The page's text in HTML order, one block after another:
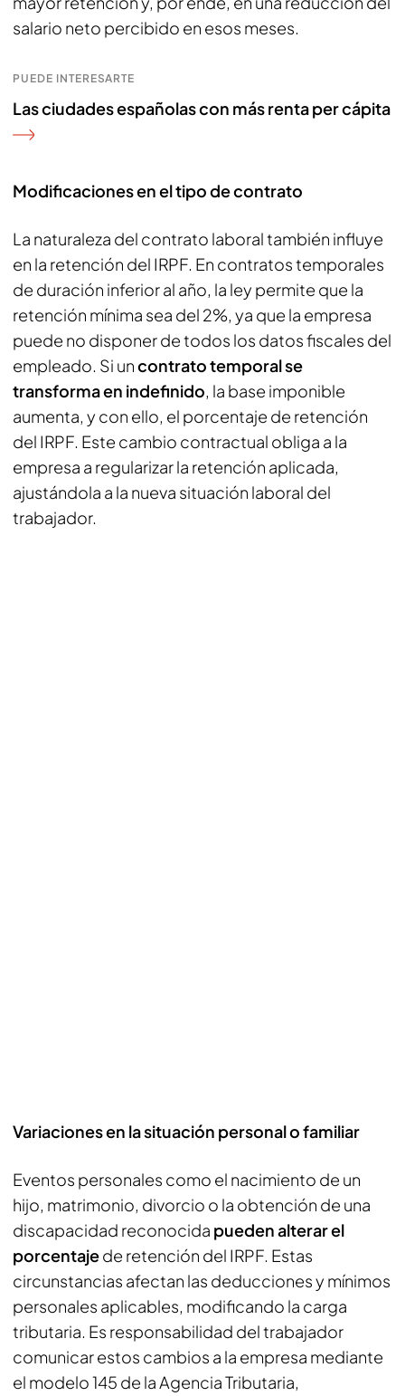
salario neto percibido en esos meses.
PUEDE INTERESARTE
Las ciudades españolas con más renta per cápita
Modificaciones en el tipo de contrato
La naturaleza del contrato laboral también influye
en la retención del IRPF. En contratos temporales
de duración inferior al año, la ley permite que la
retención mínima sea del 2%, ya que la empresa
puede no disponer de todos los datos fiscales del
empleado. Si uncontrato temporal se
transforma en indefinido, la base imponible
aumenta, y con ello, el porcentaje de retención
del IRPF. Este cambio contractual obliga a la
empresa a regularizar la retención aplicada,
ajustándola a la nueva situación laboral del
trabajador.
Variaciones en la situación personal o familiar
Eventos personales como el nacimiento de un
hijo, matrimonio, divorcio o la obtención de una
discapacidad reconocida pueden alterar el
porcentajede retención del IRPF. Estas
circunstancias afectan las deducciones y mínimos
personales aplicables, modificando la carga
tributaria. Es responsabilidad del trabajador
comunicar estos cambios a la empresa mediante
el modelo 145 de la Agencia Tributaria,